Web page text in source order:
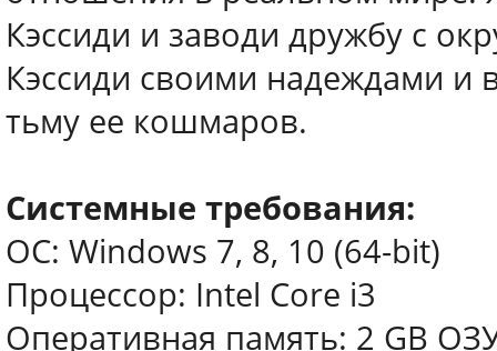
Кэссиди и заводи дружбу с
Кэссиди своими надеждами и
тьму ее кошмаров.
Системные требования:
ОС: Windows 7, 8, 10 (64-bit)
Процессор: Intel Core i3
Оперативная память: 2 GB